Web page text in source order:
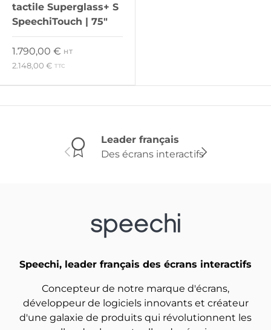
tactile Superglass+ S
SpeechiTouch | 75"
Prix habituel
1.790,00 € HT
2.148,00 € TTC
Précédent Suivant
Leader français
Des écrans interactifs
Speechi, leader français des écrans interactifs
Concepteur de notre marque d'écrans,
développeur de logiciels innovants et créateur
d'une galaxie de produits qui révolutionnent les